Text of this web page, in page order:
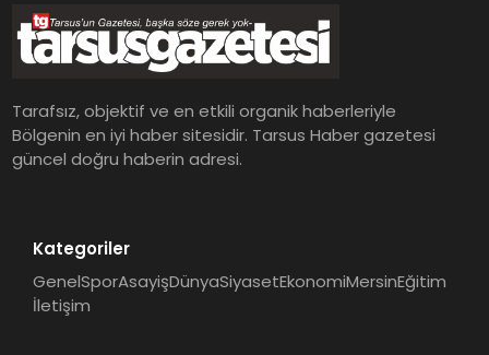
Tarafsız, objektif ve en etkili organik haberleriyle
Bölgenin en iyi haber sitesidir. Tarsus Haber gazetesi
güncel doğru haberin adresi.
Kategoriler
GenelSporAsayişDünyaSiyasetEkonomiMersinEğitim
İletişim